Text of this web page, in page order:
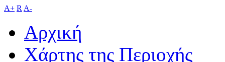
A+ R A-
Αρχική
Χάρτης της Περιοχής